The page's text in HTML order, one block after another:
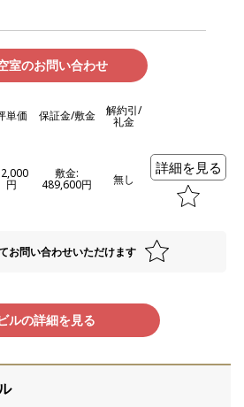
室のお問い合わせ
単価 保証金/敷金 解約引/
礼金
円
敷金:
489,600円 無し
詳細を見る
お問い合わせいただけます
ルの詳細を見る